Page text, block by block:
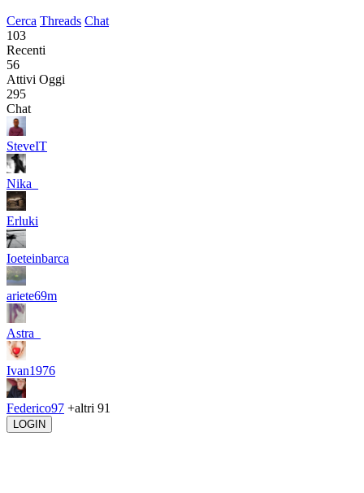
Cerca Threads Chat
103
Recenti
56
Attivi Oggi
295
Chat
SteveIT
Nika_
Erluki
Ioeteinbarca
ariete69m
Astra_
Ivan1976
Federico97 +altri 91
LOGIN